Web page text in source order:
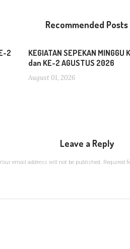
Recommended Posts
2
KEGIATAN SEPEKAN MINGGU
dan KE-2 AGUSTUS 2026
August 01, 2026
Leave a Reply
email address will not be published. Required